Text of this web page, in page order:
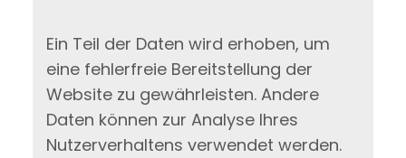
Ein Teil der Daten wird erhoben, um
eine fehlerfreie Bereitstellung der
Website zu gewährleisten. Andere
Daten können zur Analyse Ihres
Nutzerverhaltens verwendet werden.